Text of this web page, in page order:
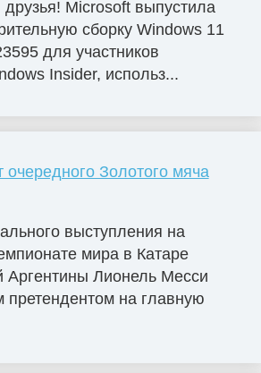
Microsoft выпустила
сборку Windows 11
для участников
Insider, использ...
очередного Золотого мяча
выступления на
мира в Катаре
Аргентины Лионель Месси
претендентом на главную